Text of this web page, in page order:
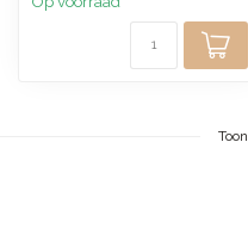
Toon